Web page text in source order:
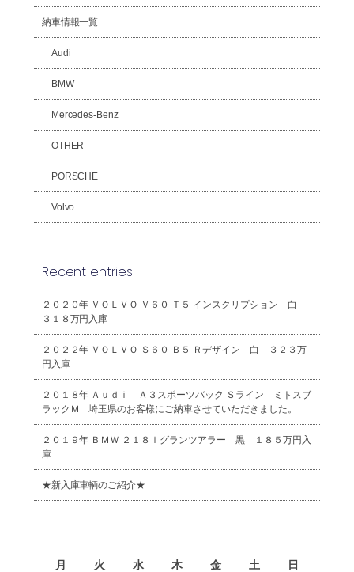
納車情報一覧
Audi
BMW
Mercedes-Benz
OTHER
PORSCHE
Volvo
Recent entries
２０２０年 ＶＯＬＶＯ Ｖ６０ Ｔ５ インスクリプション 白
３１８万円入庫
２０２２年 ＶＯＬＶＯ Ｓ６０ Ｂ５ Ｒデザイン 白 ３２３万
円入庫
２０１８年 Ａｕｄｉ Ａ３スポーツバック Ｓライン ミトスブ
ラックＭ 埼玉県のお客様にご納車させていただきました。
２０１９年 ＢＭＷ ２１８ｉグランツアラー 黒 １８５万円入
庫
★新入庫車輌のご紹介★
月 火 水 木 金 土 日